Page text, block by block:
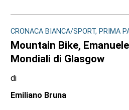
CRONACA BIANCA/SPORT, PRIMA
Mountain Bike,
Mondiali di Glasgow
di
Emiliano Bruna